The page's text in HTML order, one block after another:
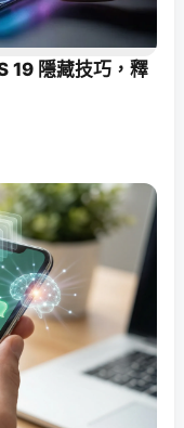
19 隱藏技巧，釋